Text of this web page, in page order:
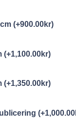
(+900.00kr)
(+1,100.00kr)
(+1,350.00kr)
(+1,000.00